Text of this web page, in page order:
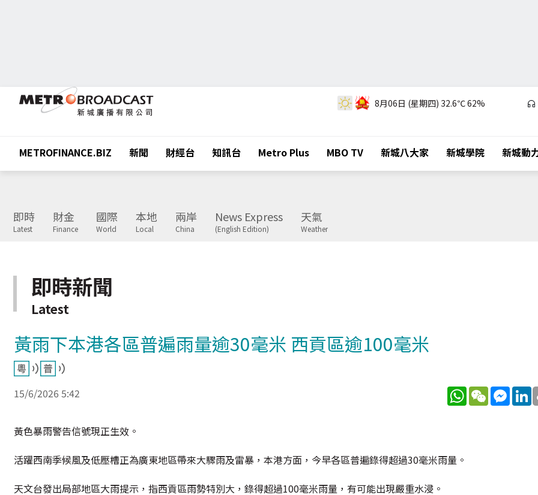
8月06日 (星期四) 32.6℃62%
METROFINANCE.BIZ 新聞 財經台 知訊台 Metro Plus MBO TV 新城八大家 新城學院 新城動
即時
Latest
財金
Finance
國際
World
本地
Local
兩岸
China
News Express
(English Edition)
天氣
Weather
即時新聞
Latest
黃雨下本港各區普遍雨量逾30毫米 西貢區逾100毫米
15/6/2026 5:42 WhatsApp
WeChat
黃色暴雨警告信號現正生效。
活躍西南季候風及低壓槽正為廣東地區帶來大驟雨及雷暴，本港方面，今早各區普遍錄得超過30毫米雨量。
天文台發出局部地區大雨提示，指西貢區雨勢特別大，錄得超過100毫米雨量，有可能出現嚴重水浸。